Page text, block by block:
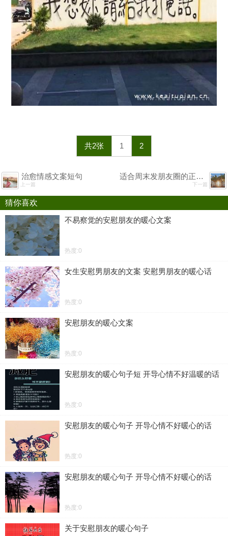
共2张 1 2
治愈情感文案短句
上一篇
适合周末发朋友圈的正能量早安心语 充满正能量的阳光早安句子
下一篇
猜你喜欢
不易察觉的安慰朋友的暖心文案
热度:0
女生安慰男朋友的文案 安慰男朋友的暖心话
热度:0
安慰朋友的暖心文案
热度:0
安慰朋友的暖心句子短 开导心情不好温暖的话
热度:0
安慰朋友的暖心句子 开导心情不好暖心的话
热度:0
安慰朋友的暖心句子 开导心情不好暖心的话
热度:0
关于安慰朋友的暖心句子